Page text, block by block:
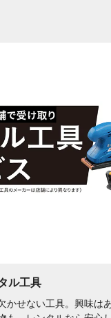
ル工具
かせない工具。興味は